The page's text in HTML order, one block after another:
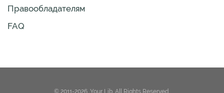
Правообладателям
FAQ